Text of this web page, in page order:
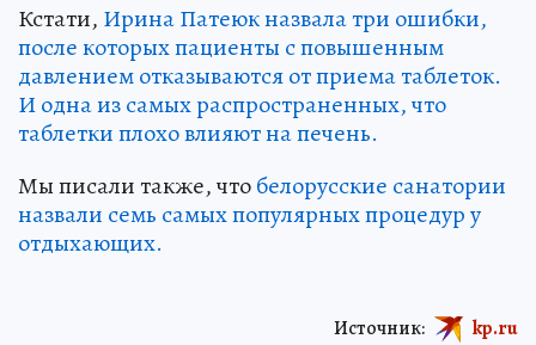
Кстати, Ирина Патеюк назвала три ошибки,
после которых пациенты с повышенным
давлением отказываются от приема таблеток.
И одна из самых распространенных, что
таблетки плохо влияют на печень.
Мы писали также, чтобелорусские санатории
назвали семь самых популярных процедур у
отдыхающих.
Источник: kp.ru